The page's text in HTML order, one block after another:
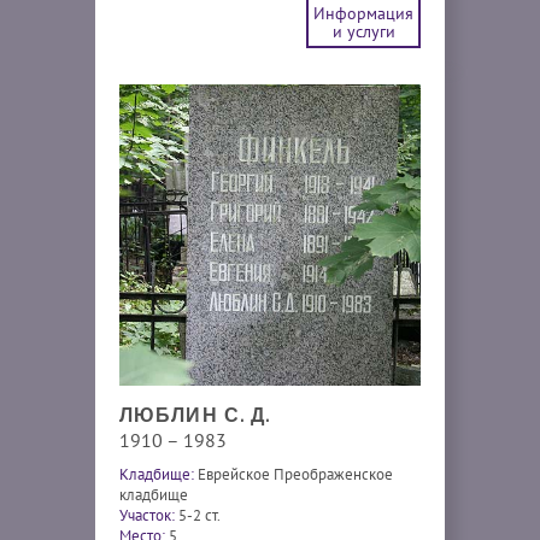
Информация
и услуги
ЛЮБЛИН С. Д.
1910 – 1983
Кладбище: Еврейское Преображенское
кладбище
Участок: 5-2 ст.
Место: 5